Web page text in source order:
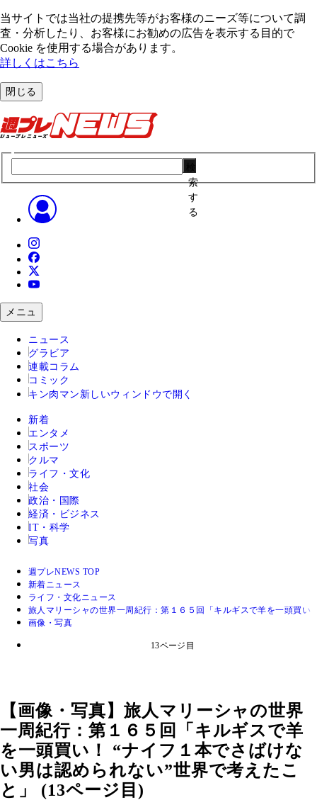
当サイトでは当社の提携先等がお客様のニーズ等について調
査・分析したり、お客様にお勧めの広告を表⽰する⽬的で
Cookie を使⽤する場合があります。
詳しくはこちら
閉じる
索
す
る
メニュ
ニュース
グラビア
連載コラム
コミック
キン肉マン 新しいウィンドウで開く
新着
エンタメ
スポーツ
クルマ
ライフ・文化
社会
政治・国際
経済・ビジネス
IT・科学
写真
週プレNEWS TOP
新着ニュース
ライフ・文化ニュース
旅人マリーシャの世界一周紀行：第１６５回「キルギスで羊を一頭買
画像・写真
13ページ目
【画像・写真】旅人マリーシャの世界
一周紀行：第１６５回「キルギスで羊
を一頭買い！ “ナイフ１本でさばけな
い男は認められない”世界で考えたこ
と」 (13ページ目)